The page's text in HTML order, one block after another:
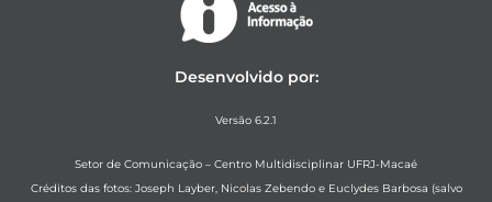
Desenvolvido por:
Versão 6.2.1
Setor de Comunicação – Centro Multidisciplinar UFRJ-Macaé
Créditos das fotos: Joseph Layber, Nicolas Zebendo e Euclydes Barbosa (salvo